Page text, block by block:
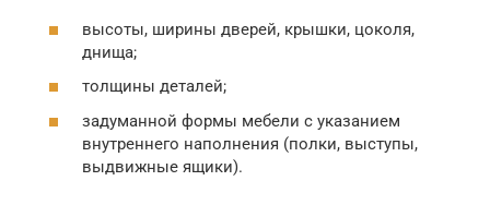
высоты, ширины дверей, крышки, цоколя,
днища;
толщины деталей;
задуманной формы мебели с указанием
внутреннего наполнения (полки, выступы,
выдвижные ящики).